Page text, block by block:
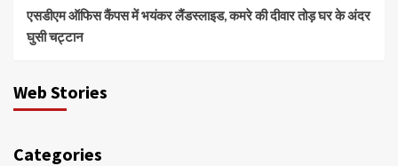
एसडीएम ऑफिस कैंपस में भयंकर लैंडस्लाइड, कमरे की दीवार तोड़ घर के अंदर
घुसी चट्टान
Web Stories
Categories